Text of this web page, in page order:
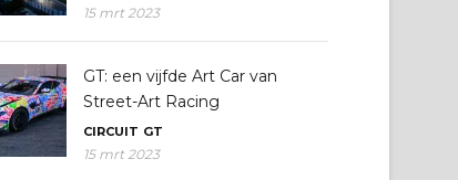
15 mrt 2023
GT: een vijfde Art Car van
Street-Art Racing
CIRCUIT GT
15 mrt 2023